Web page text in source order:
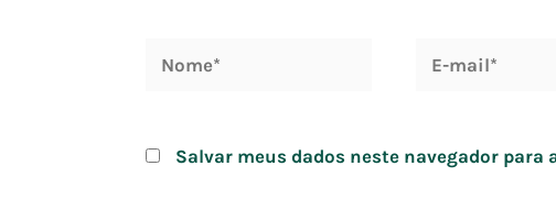
Nome*
Salvar meus dados neste navegador para